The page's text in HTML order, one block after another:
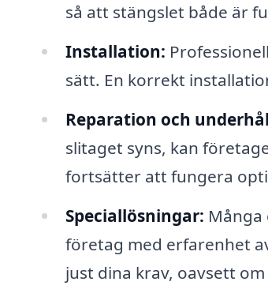
så att stängslet både är
Installation:
sätt. En korrekt
Reparation och
slitaget syns, kan
fortsätter att fungera
Speciallösningar:
företag med erfarenhet
just dina krav, oavsett